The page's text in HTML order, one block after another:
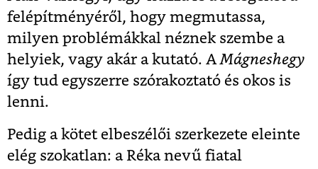
felépítményéről, hogy megmutassa,
milyen problémákkal néznek szembe a
helyiek, vagy akár a kutató. AMágneshegy
így tud egyszerre szórakoztató és okos is
lenni.
Pedig a kötet elbeszélői szerkezete eleinte
elég szokatlan: a Réka nevű fiatal